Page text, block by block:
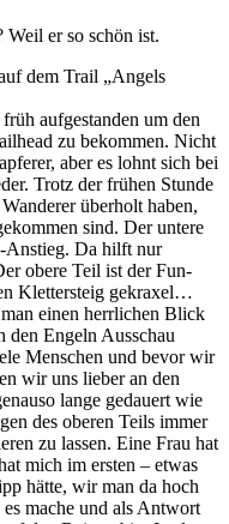
er so schön ist.
dem Trail „Angels
aufgestanden um den
zu bekommen. Nicht
aber es lohnt sich bei
Trotz der frühen Stunde
überholt haben,
sind. Der untere
Anstieg. Da hilft nur
obere Teil ist der Fun-
Klettersteig gekraxel…
einen herrlichen Blick
den Engeln Ausschau
Menschen und bevor wir
wir uns lieber an den
lange gedauert wie
des oberen Teils immer
zu lassen. Eine Frau hat
mich im ersten – etwas
hätte, wir man da hoch
mache und als Antwort